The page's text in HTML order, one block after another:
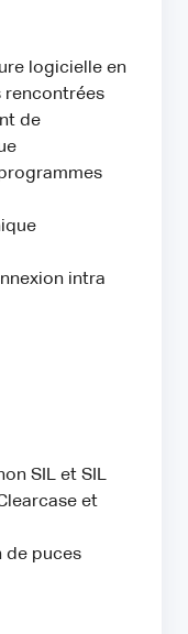
logicielle en
rencontrées
de
intra
SIL et SIL
et
de puces